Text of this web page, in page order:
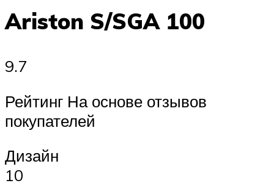
Ariston S/SGA 100
9.7
Рейтинг На основе отзывов
покупателей
Дизайн
10